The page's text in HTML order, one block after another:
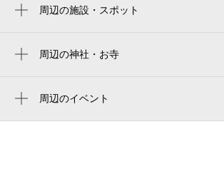
周辺の施設・スポット
津市新町会館
津高校同窓会事務局
周辺の神社・お寺
周辺のイベント